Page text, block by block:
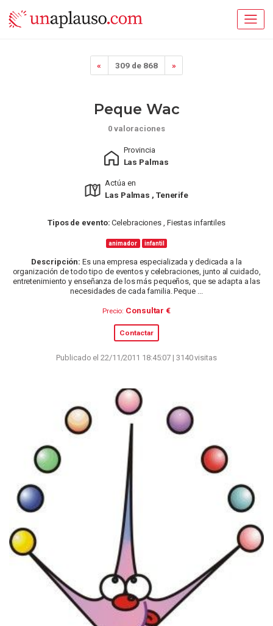
« 309 de 868 »
Peque Wac
0 valoraciones
Provincia
Las Palmas
Actúa en
Las Palmas , Tenerife
Tipos de evento: Celebraciones , Fiestas infantiles
animador infantil
Descripción: Es una empresa especializada y dedicada a la
organización de todo tipo de eventos y celebraciones, junto al cuidado,
entretenimiento y enseñanza de los más pequeños, que se adapta a las
necesidades de cada familia. Peque ...
Precio: Consultar €
Contactar
Publicado el 22/11/2011 18:45:07 | 3140 visitas